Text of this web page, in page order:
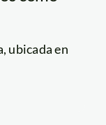
ubicada en